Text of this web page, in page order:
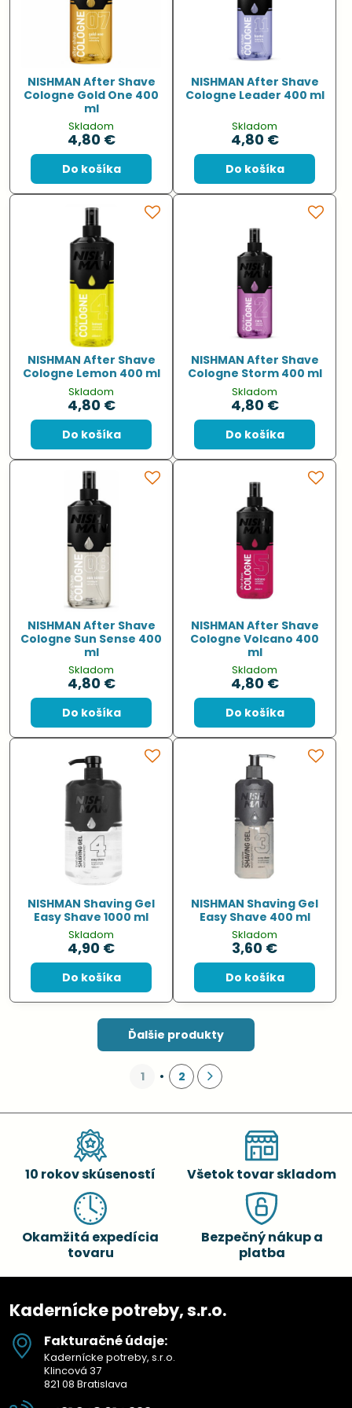
NISHMAN After Shave
Cologne Gold One 400
ml
Skladom
4,80 €
Do košíka
NISHMAN After Shave
Cologne Leader 400 ml
Skladom
4,80 €
Do košíka
NISHMAN After Shave
Cologne Lemon 400 ml
Skladom
4,80 €
Do košíka
NISHMAN After Shave
Cologne Storm 400 ml
Skladom
4,80 €
Do košíka
NISHMAN After Shave
Cologne Sun Sense 400
ml
Skladom
4,80 €
Do košíka
NISHMAN After Shave
Cologne Volcano 400
ml
Skladom
4,80 €
Do košíka
NISHMAN Shaving Gel
Easy Shave 1000 ml
Skladom
4,90 €
Do košíka
NISHMAN Shaving Gel
Easy Shave 400 ml
Skladom
3,60 €
Do košíka
Ďalšie produkty
1 2
10 rokov skúseností Všetok tovar skladom
Okamžitá expedícia
tovaru
Bezpečný nákup a
platba
Kadernícke potreby, s.r.o.
Fakturačné údaje:
Kadernícke potreby, s.r.o.
Klincová 37
821 08 Bratislava